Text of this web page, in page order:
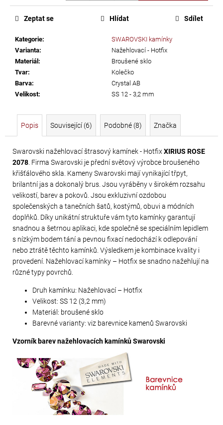
Kategorie:
SWAROVSKI kamínky
Varianta:
Nažehlovací - Hotfix
Materiál:
Broušené sklo
Tvar:
Kolečko
Barva:
Crystal AB
Velikost: SS 12 - 3,2 mm
Zeptat se Hlídat Sdílet
Popis Související (6) Podobné (8) Značka
Swarovski nažehlovací štrasový kamínek - HotfixXIRIUS ROSE
2078 . Firma Swarovski je přední světový výrobce broušeného
křišťálového skla. Kameny Swarovski mají vynikající třpyt,
brilantní jas a dokonalý brus. Jsou vyráběny v širokém rozsahu
velikostí, barev a pokovů. Jsou exkluzivní ozdobou
společenských a tanečních šatů, kostýmů, obuvi a módních
doplňků. Díky unikátní struktuře vám tyto kamínky garantují
snadnou a šetrnou aplikaci, kde společně se speciálním lepidlem
s nízkým bodem tání a pevnou fixací nedochází k odlepování
nebo ztrátě těchto kamínků. Výsledkem je kombinace kvality i
provedení. Nažehlovací kamínky – Hotfix se snadno nažehlují na
různé typy povrchů.
Druh kamínku: Nažehlovací – Hotfix
Velikost: SS 12 (3,2 mm)
Materiál: broušené sklo
Barevné varianty: viz barevnice kamenů Swarovski
Vzorník barev nažehlovacích kamínků Swarovski
e
m
PRECIOSA
VIVA12
NH
SS-
CRYSTAL
69
Kč